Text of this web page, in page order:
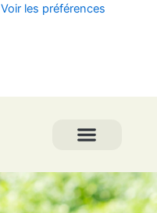
Voir les préférences